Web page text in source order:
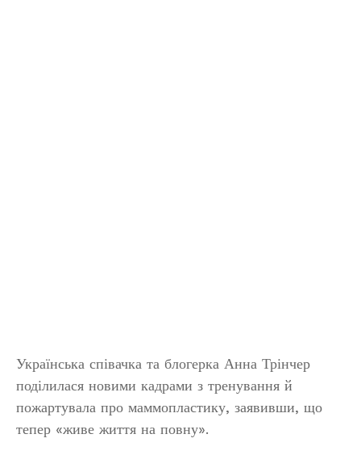
Українська співачка та блогерка Анна Трінчер
поділилася новими кадрами з тренування й
пожартувала про маммопластику, заявивши, що
тепер «живе життя на повну».